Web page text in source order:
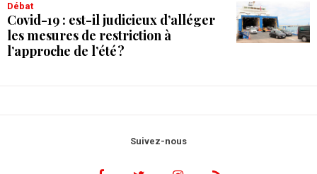
débat
Covid-19 : est-il judicieux d’alléger
les mesures de restriction à
l’approche de l’été ?
Suivez-nous